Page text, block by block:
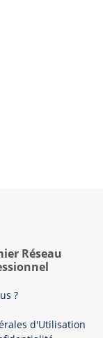
Réseau
?
d'Utilisation